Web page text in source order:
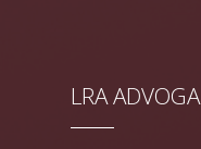
LRA